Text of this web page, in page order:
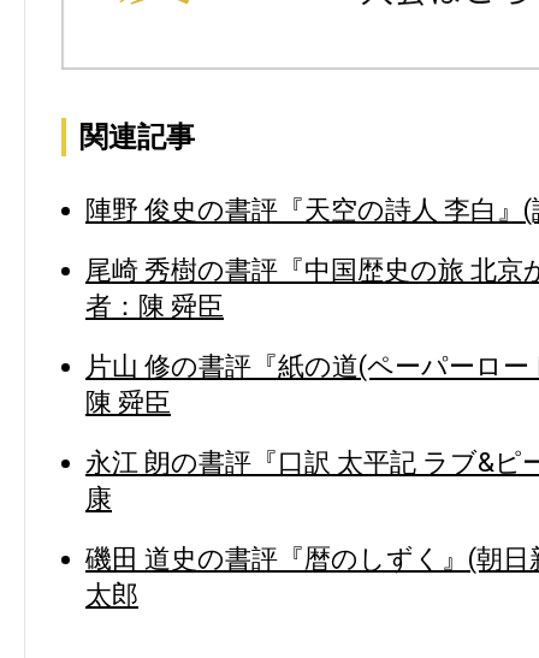
関連記事
陣野 俊史の書評『天空の詩人 李白』
尾崎 秀樹の書評『中国歴史の旅 北京
者：陳 舜臣
片山 修の書評『紙の道(ペーパーロ
陳 舜臣
永江 朗の書評『口訳 太平記 ラブ&ピ
康
磯田 道史の書評『暦のしずく』(朝日
太郎